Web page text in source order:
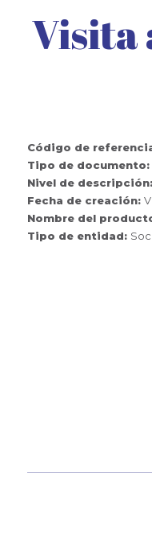
Visita
Código de
Tipo de
Nivel de descripción:
Fecha de creación:
Nombre del
Tipo de entidad: